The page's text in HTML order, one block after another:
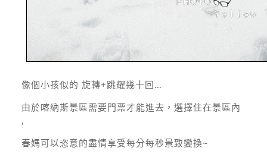
像個小孩似的 旋轉+跳耀幾十回…
由於喀納斯景區需要門票才能進去，選擇住在景區內
,
春媽可以恣意的盡情享受每分每秒景致變換~